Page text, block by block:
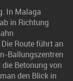
In Malaga
in Richtung
Route führt an
Ballungszentren
Betonung von
den Blick in